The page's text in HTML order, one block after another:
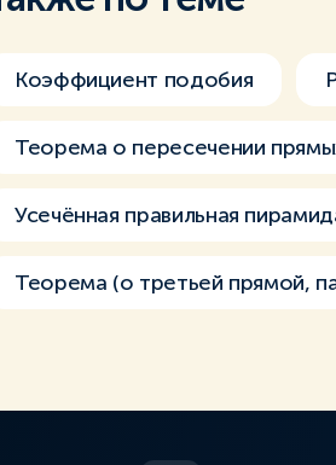
Коэффициент подобия
Теорема о пересечении
Усечённая правильная
Теорема (о третьей прямой,